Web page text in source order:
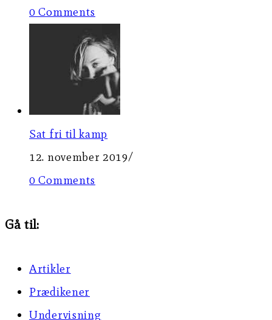
0 Comments
Sat fri til kamp
12. november 2019/
0 Comments
Gå til:
Artikler
Prædikener
Undervisning